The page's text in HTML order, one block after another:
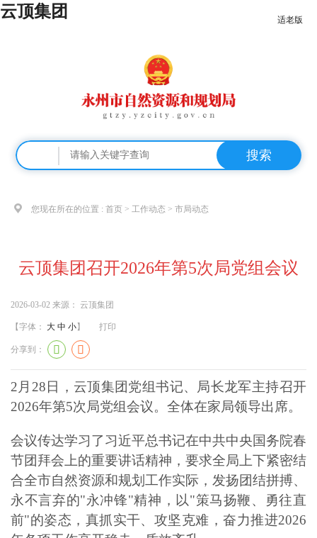
云顶集团 适老版
搜索
您现在所在的位置 : 首页 > 工作动态 > 市局动态
云顶集团召开2026年第5次局党组会议
2026-03-02 来源： 云顶集团
【字体： 大 中 小】 打印
分享到：
2月28日，云顶集团党组书记、局长龙军主持召开
2026年第5次局党组会议。全体在家局领导出席。
会议传达学习了习近平总书记在中共中央国务院春
节团拜会上的重要讲话精神，要求全局上下紧密结
合全市自然资源和规划工作实际，发扬团结拼搏、
永不言弃的"永冲锋"精神，以"策马扬鞭、勇往直
前"的姿态，真抓实干、攻坚克难，奋力推进2026